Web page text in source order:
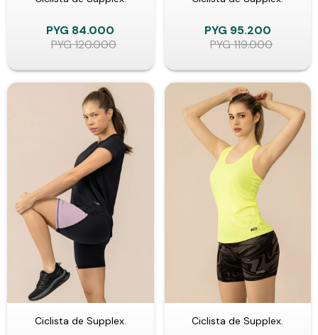
PYG 84.000
PYG120.000
PYG 95.200
PYG119.000
Ciclista de Supplex. Ciclista de Supplex.